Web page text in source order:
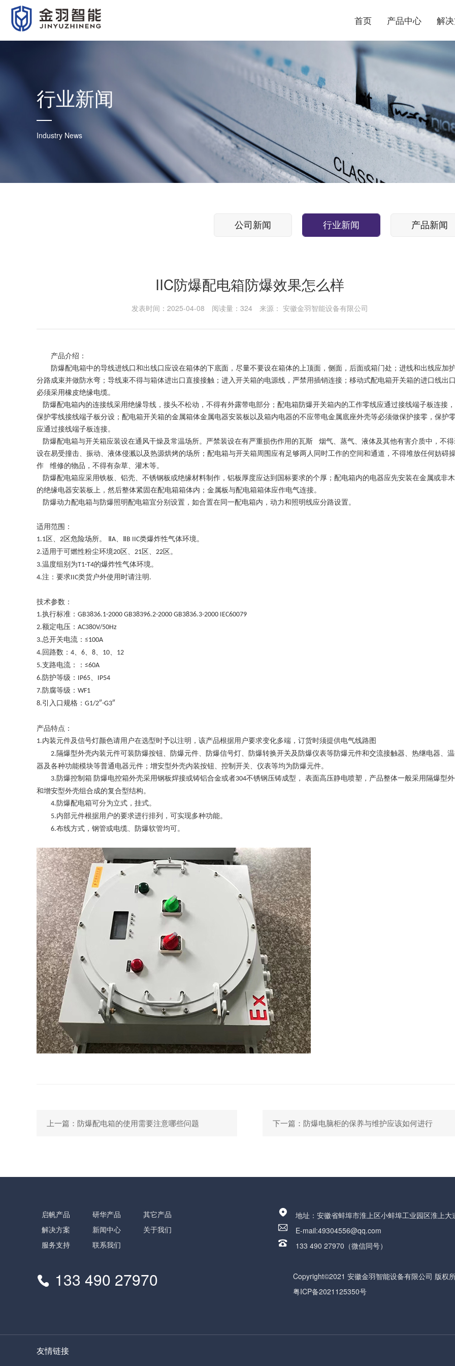
首页 产品中心 解
行业新闻
Industry News
公司新闻 行业新闻 产品新闻
IIC防爆配电箱防爆效果怎么样
发表时间：2025-04-08 阅读量：324 来源： 安徽金羽智能设备有限公司
产品介绍：
防爆配电箱中的导线进线口和出线口应设在箱体的下底面，尽量不要设在箱体的上顶面，侧面，后面或箱门处；进线和出线应加
分路成束并做防水弯；导线束不得与箱体进出口直接接触；进入开关箱的电源线，严禁用插销连接；移动式配电箱开关箱的进口线出
必须采用橡皮绝缘电缆。
防爆配电箱内的连接线采用绝缘导线，接头不松动，不得有外露带电部分；配电箱防爆开关箱内的工作零线应通过接线端子板连接
保护零线接线端子板分设；配电箱开关箱的金属箱体金属电器安装板以及箱内电器的不应带电金属底座外壳等必须做保护接零，保护
应通过接线端子板连接。
防爆配电箱与开关箱应装设在通风干燥及常温场所。严禁装设在有严重损伤作用的瓦斯
烟气、 蒸气、 液体及其他有害介质中，不
设在易受撞击、 振动、 液体侵溅以及热源烘烤的场所；配电箱与开关箱周围应有足够两人同时工作的空间和通道，不得堆放任何妨碍
作
维修的物品，不得有杂草、 灌木等。
防爆配电箱应采用铁板 、 铝壳、 不锈钢板或绝缘材料制作，铝板厚度应达到国标要求的个厚；配电箱内的电器应先安装在金属或非
的绝缘电器安装板上，然后整体紧固在配电箱箱体内；金属板与配电箱箱体应作电气连接。
防爆动力配电箱与防爆照明配电箱宜分别设置，如合置在同一配电箱内，动力和照明线应分路设置。
适用范围：
1.1 区、 2 区危险场所。 Ⅱ A、Ⅱ B IIC类爆炸性气体环境。
2.适用于可燃性粉尘环境20 区、 21 区、 22 区。
3.温度组别为T1-T4的爆炸性气体环境。
4.注：要求IIC类货户外使用时请注明 .
技术参数：
1.执行标准： GB3836.1-2000 GB38396.2-2000 GB3836.3-2000 IEC60079
2.额定电压： AC380V/50Hz
3.总开关电流： ≤100A
4. 回路数： 4、 6、 8、 10、 12
5.支路电流：： ≤60A
6. 防护等级： IP65、 IP54
7. 防腐等级： WF1
8.引入口规格： G1/2″-G3″
产品特点：
1.内装元件及信号灯颜色请用户在选型时予以注明，该产品根据用户要求变化多端，订货时须提供电气线路图
2. 隔爆型外壳内装元件可装防爆按钮、防爆元件、防爆信号灯、防爆转换开关及防爆仪表等防爆元件和交流接触器、热继电器、
器及各种功能模块等普通电器元件；增安型外壳内装按钮、控制开关、仪表等均为防爆元件。
3. 防爆控制箱 防爆电控箱外壳采用钢板焊接或铸铝合金或者304不锈钢压铸成型， 表面高压静电喷塑，产品整体一般采用隔爆型
和增安型外壳组合成的复合型结构。
4. 防爆配电箱可分为立式，挂式。
5.内部元件根据用户的要求进行排列，可实现多种功能。
6.布线方式，钢管或电缆、防爆软管均可。
上一篇：防爆配电箱的使用需要注意哪些问题 下一篇：防爆电脑柜的保养与维护应该如何进行
启帆产品 研华产品
其它产品
解决方案
新闻中心
关于我们
服务支持
联系我们
133 490 27970
 地址：安徽省蚌埠市淮上区小蚌埠工业园区淮上
 E-mail:49304556@qq.com
 133 490 27970（微信同号）
Copyright©2021 安徽金羽智能设备有限公司 版权
粤ICP备2021125350号
友情链接